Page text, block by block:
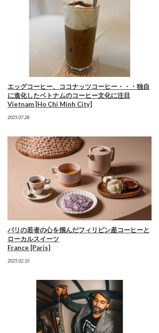
エッグコーヒー、ココナッツコーヒー・・・独自
に進化したベトナムのコーヒー文化に注目
Vietnam [Ho Chi Minh City]
2025.07.28
パリの若者の心を掴んだフィリピン産コーヒーと
ローカルスイーツ
France [Paris]
2025.02.10